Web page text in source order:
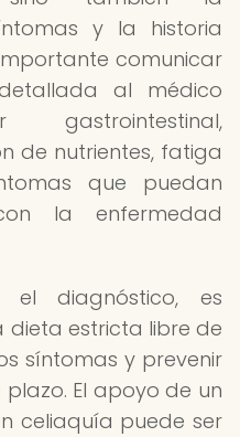
y la historia
comunicar
al médico
gastrointestinal,
de nutrientes, fatiga
que puedan
la enfermedad
el diagnóstico, es
dieta estricta libre de
síntomas y prevenir
El apoyo de un
celiaquía puede ser